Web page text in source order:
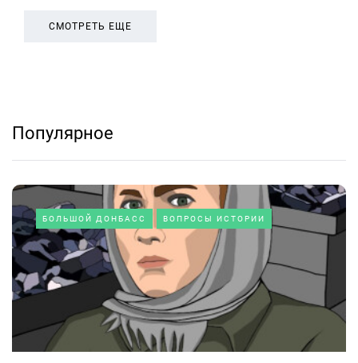
СМОТРЕТЬ ЕЩЕ
Популярное
БОЛЬШОЙ ДОНБАСС ВОПРОСЫ ИСТОРИИ